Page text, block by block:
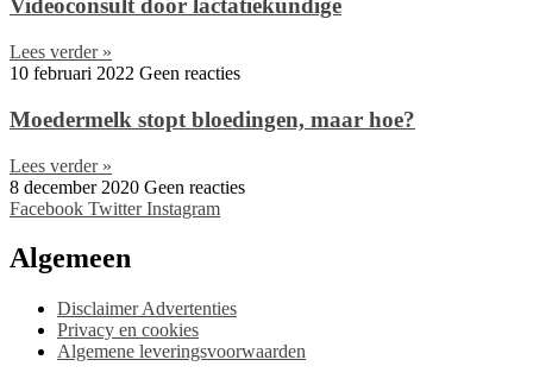
Videoconsult door lactatiekundige
Lees verder »
10 februari 2022 Geen reacties
Moedermelk stopt bloedingen, maar hoe?
Lees verder »
8 december 2020 Geen reacties
Facebook Twitter Instagram
Algemeen
Disclaimer Advertenties
Privacy en cookies
Algemene leveringsvoorwaarden